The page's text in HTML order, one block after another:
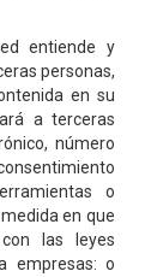
entiende y
personas,
en su
a terceras
número
o
en que
las leyes
empresas: o